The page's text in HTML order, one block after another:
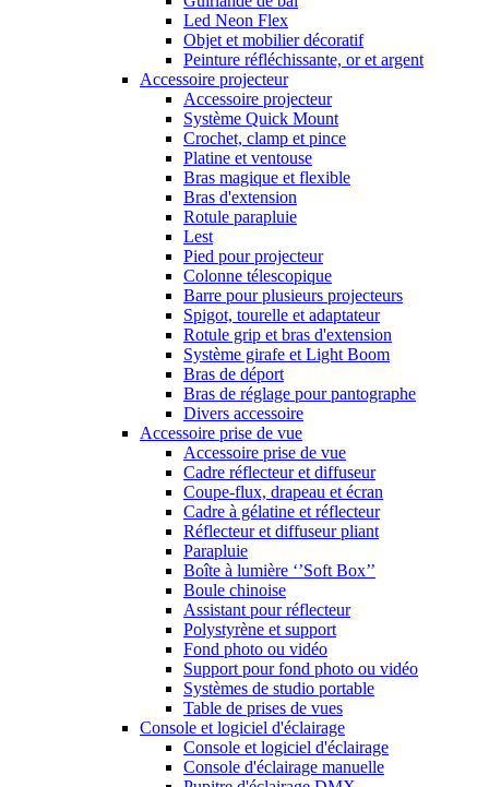
Led Neon Flex
Objet et mobilier décoratif
Peinture réfléchissante, or et argent
Accessoire projecteur
Accessoire projecteur
Système Quick Mount
Crochet, clamp et pince
Platine et ventouse
Bras magique et flexible
Bras d'extension
Rotule parapluie
Lest
Pied pour projecteur
Colonne télescopique
Barre pour plusieurs projecteurs
Spigot, tourelle et adaptateur
Rotule grip et bras d'extension
Système girafe et Light Boom
Bras de déport
Bras de réglage pour pantographe
Divers accessoire
Accessoire prise de vue
Accessoire prise de vue
Cadre réflecteur et diffuseur
Coupe-flux, drapeau et écran
Cadre à gélatine et réflecteur
Réflecteur et diffuseur pliant
Parapluie
Boîte à lumière ‘’Soft Box’’
Boule chinoise
Assistant pour réflecteur
Polystyrène et support
Fond photo ou vidéo
Support pour fond photo ou vidéo
Systèmes de studio portable
Table de prises de vues
Console et logiciel d'éclairage
Console et logiciel d'éclairage
Console d'éclairage manuelle